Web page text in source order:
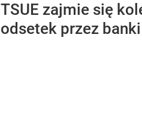
TSUE zajmie się
odsetek przez